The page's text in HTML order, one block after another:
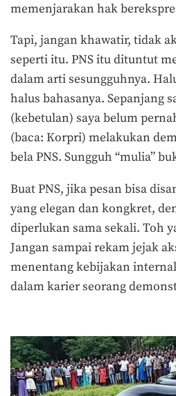
memenjarakan hak
Tapi, jangan khawatir, tidak
seperti itu. PNS itu dituntut
dalam arti sesungguhnya.
halus bahasanya. Sepanjang
(kebetulan) saya belum
(baca: Korpri) melakukan
bela PNS. Sungguh “mulia”
Buat PNS, jika pesan bisa
yang elegan dan kongkret,
diperlukan sama sekali. Toh
Jangan sampai rekam jejak
menentang kebijakan
dalam karier seorang